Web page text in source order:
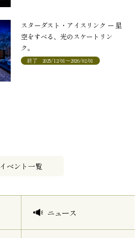
スターダスト・アイスリンク ー 星
空をすべる、光のスケートリン
ク。
終了 2025/12/01～2026/02/01
イベント一覧
ニュース